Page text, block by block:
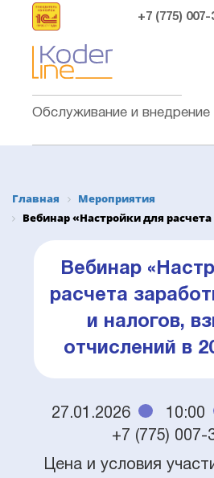
Обслуживание и внедрение
+7 (775) 007-
Главная
Мероприятия
Вебинар «Настройки для
Вебинар
расчета
и налогов,
отчислений в
27.01.2026 10:00
+7 (775) 007-
Цена и условия